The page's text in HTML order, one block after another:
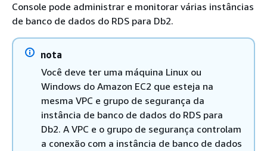
Console pode administrar e monitorar várias instâncias
de banco de dados do RDS para Db2.
nota
Você deve ter uma máquina Linux ou
Windows do Amazon EC2 que esteja na
mesma VPC e grupo de segurança da
instância de banco de dados do RDS para
Db2. A VPC e o grupo de segurança controlam
a conexão com a instância de banco de dados